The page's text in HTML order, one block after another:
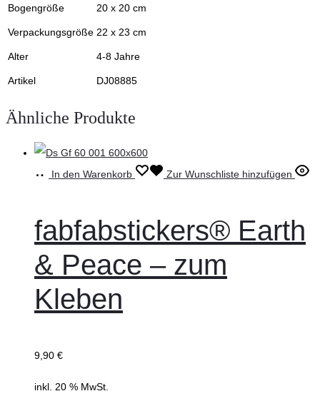
Bogengröße 20 x 20 cm
Verpackungsgröße 22 x 23 cm
Alter 4-8 Jahre
Artikel DJ08885
Ähnliche Produkte
In den Warenkorb Zur Wunschliste hinzufügen
fabfabstickers® Earth
& Peace – zum
Kleben
9,90 €
inkl. 20 % MwSt.